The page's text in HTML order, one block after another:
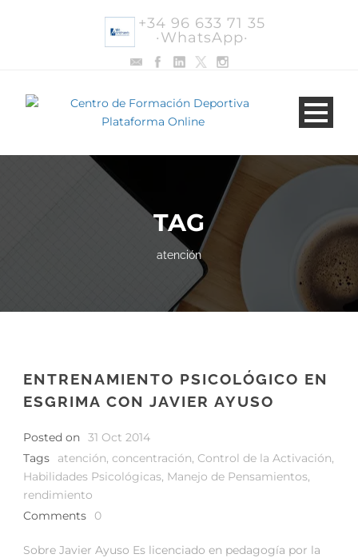
+34 96 633 71 35
·WhatsApp·
TAG
atención
ENTRENAMIENTO PSICOLÓGICO EN
ESGRIMA CON JAVIER AYUSO
Posted on 31 Oct 2014
Tags
atención, concentración, Control de la Activación,
Habilidades Psicológicas, Manejo de Pensamientos,
rendimiento
Comments
0
Sobre Javier Ayuso Es licenciado en pedagogía por la